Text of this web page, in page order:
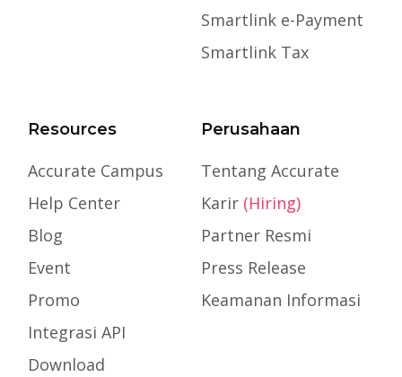
Smartlink e-Payment
Smartlink Tax
Resources
Accurate Campus
Help Center
Blog
Event
Promo
Integrasi API
Download
Perusahaan
Tentang Accurate
Karir (Hiring)
Partner Resmi
Press Release
Keamanan Informasi